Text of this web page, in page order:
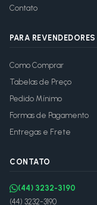
Contato
PARA REVENDEDORES
Como Comprar
Tabelas de Preço
Pedido Mínimo
Formas de Pagamento
Entregas e Frete
CONTATO
(44) 3232-3190
(44) 3232-3190